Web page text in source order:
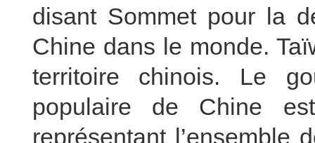
disant Sommet pour la
Chine dans le monde.
territoire chinois. Le
populaire de Chine
représentant l’ensemble